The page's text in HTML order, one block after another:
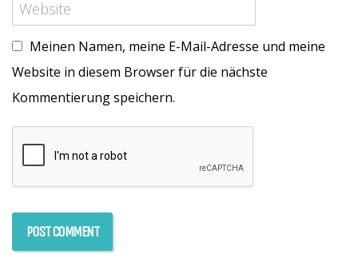
Meinen Namen, meine E-Mail-Adresse und meine
Website in diesem Browser für die nächste
Kommentierung speichern.